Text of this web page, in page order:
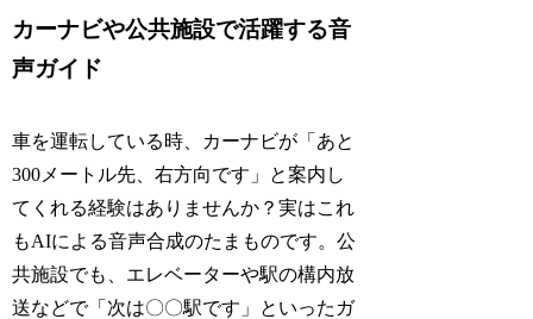
カーナビや公共施設で活躍する音
声ガイド
車を運転している時、カーナビが「あと
300メートル先、右方向です」と案内し
てくれる経験はありませんか？実はこれ
もAIによる音声合成のたまものです。公
共施設でも、エレベーターや駅の構内放
送などで「次は〇〇駅です」といったガ